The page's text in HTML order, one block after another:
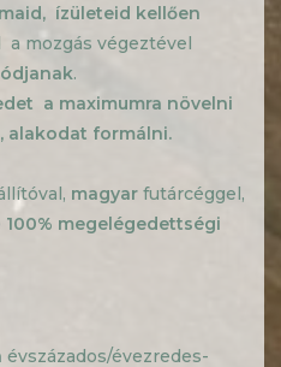
ízületeid kellően
a mozgás végeztével
.
a maximumra növelni
alakodat formálni.
magyar futárcéggel,
100% megelégedettségi
évszázados/évezredes-